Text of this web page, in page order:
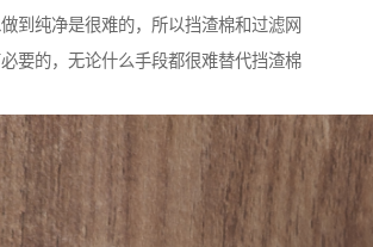
到纯净是很难的，所以挡渣棉和过滤网
要的，无论什么手段都很难替代挡渣棉